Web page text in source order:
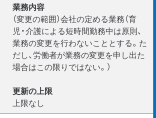
業務内容
（変更の範囲）会社の定める業務（育
児・介護による短時間勤務中は原則、
業務の変更を行わないこととする。た
だし、労働者が業務の変更を申し出た
場合はこの限りではない。）
更新の上限
上限なし